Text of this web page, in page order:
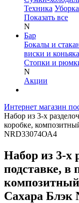
Техника
Показать все
N
Бар
Бокалы и
виски и коньяка
Стопки и
N
Акции
Интернет магазин
Набор из 3-х
коробке,
NRD33074ОА4
Набор из 3-х
подставке, в
Сахара Блэк